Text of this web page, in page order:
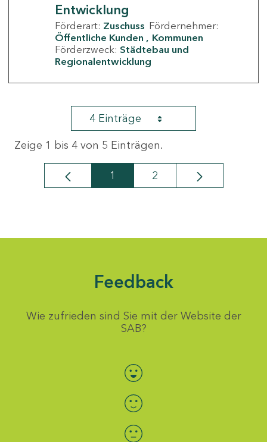
Entwicklung
Förderart: Zuschuss Fördernehmer:
Öffentliche Kunden
Kommunen
Förderzweck: Städtebau und
Regionalentwicklung
4 Einträge
Zeige 1 bis 4 von 5 Einträgen.
Seite
1 Seite
2
Feedback
Wie zufrieden sind Sie mit der Website der
SAB?
Bewertung auswählen